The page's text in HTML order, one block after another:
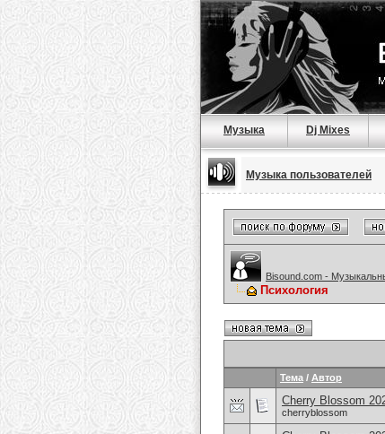
Музыка Dj Mixes
Музыка пользователей
Bisound.com -
Психология
Тема / Автор
Cherry Blossom
cherryblossom